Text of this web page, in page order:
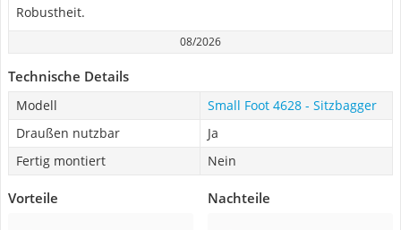
Robustheit.
08/2026
Technische Details
Modell
Small Foot 4628 - Sitzbagger
Draußen nutzbar
Ja
Fertig montiert
Nein
Vorteile Nachteile